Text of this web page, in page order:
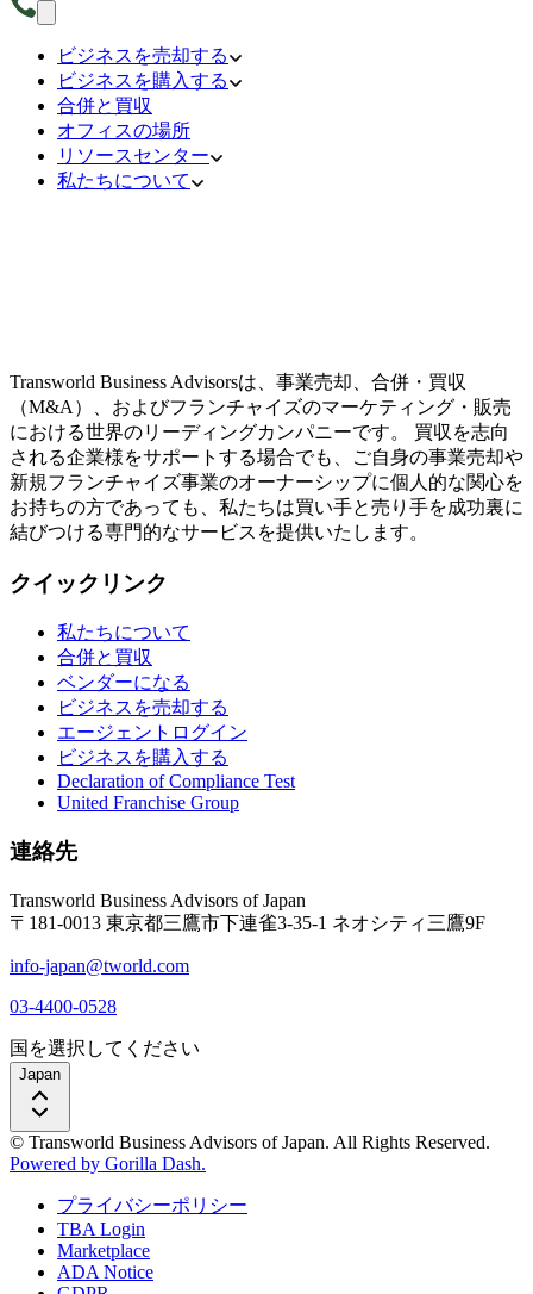
ビジネスを売却する
ビジネスを購入する
合併と買収
オフィスの場所
リソースセンター
私たちについて
Transworld Business Advisorsは、事業売却、合併・買収
（M&A）、およびフランチャイズのマーケティング・販売
における世界のリーディングカンパニーです。 買収を志向
される企業様をサポートする場合でも、ご自身の事業売却や
新規フランチャイズ事業のオーナーシップに個人的な関心を
お持ちの方であっても、私たちは買い手と売り手を成功裏に
結びつける専門的なサービスを提供いたします。
クイックリンク
私たちについて
合併と買収
ベンダーになる
ビジネスを売却する
エージェントログイン
ビジネスを購入する
Declaration of Compliance Test
United Franchise Group
連絡先
Transworld Business Advisors of Japan
〒181-0013 東京都三鷹市下連雀3-35-1 ネオシティ三鷹9F
info-japan@tworld.com
03-4400-0528
国を選択してください
Japan
© Transworld Business Advisors of Japan. All Rights Reserved.
Powered by Gorilla Dash.
プライバシーポリシー
TBA Login
Marketplace
ADA Notice